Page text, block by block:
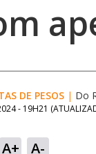
DE PESOS | Do
- 19H21
A+ A-